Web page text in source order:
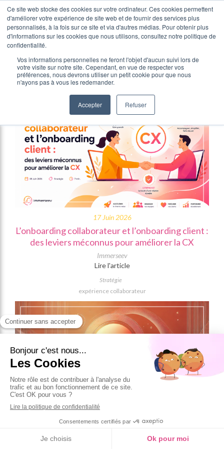
Ce site web stocke des cookies sur votre ordinateur. Ces cookies permettent
d'améliorer votre expérience de site web et de fournir des services plus
personnalisés, à la fois sur ce site et via d'autres médias. Pour obtenir plus
d'informations sur les cookies que nous utilisons, consultez notre politique de
confidentialité.
Vos informations personnelles ne feront l'objet d'aucun suivi lors de
votre visite sur notre site. Cependant, en vue de respecter vos
préférences, nous devrons utiliser un petit cookie pour que nous
n'ayons pas à vous les redemander.
Accepter Refuser
Expérience collaborateur
17 Juin 2026
L’onboarding collaborateur et l’onboarding client :
des leviers méconnus pour améliorer la CX
Immerseev
Lire l'article
Stratégie
expérience collaborateur
Expérience collaborateur : pourquoi le jeu change